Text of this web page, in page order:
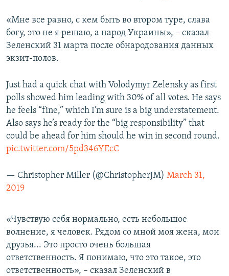
«Мне все равно, с кем быть во втором туре, слава
богу, это не я решаю, а народ Украины», – сказал
Зеленский 31 марта после обнародования данных
экзит-полов.
Just had a quick chat with Volodymyr Zelensky as first
polls showed him leading with 30% of all votes. He says
he feels “fine,” which I’m sure is a big understatement.
Also says he’s ready for the “big responsibility” that
could be ahead for him should he win in second round.
pic.twitter.com/5pd346YEcC
— Christopher Miller (@ChristopherJM) March 31,
2019
«Чувствую себя нормально, есть небольшое
волнение, я человек. Рядом со мной моя жена, мои
друзья... Это просто очень большая
ответственность. Я понимаю, что это такое, это
ответственность», – сказал Зеленский в